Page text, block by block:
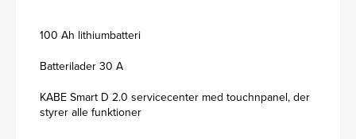
100 Ah lithiumbatteri
Batterilader 30 A
KABE Smart D 2.0 servicecenter med touchnpanel, der
styrer alle funktioner